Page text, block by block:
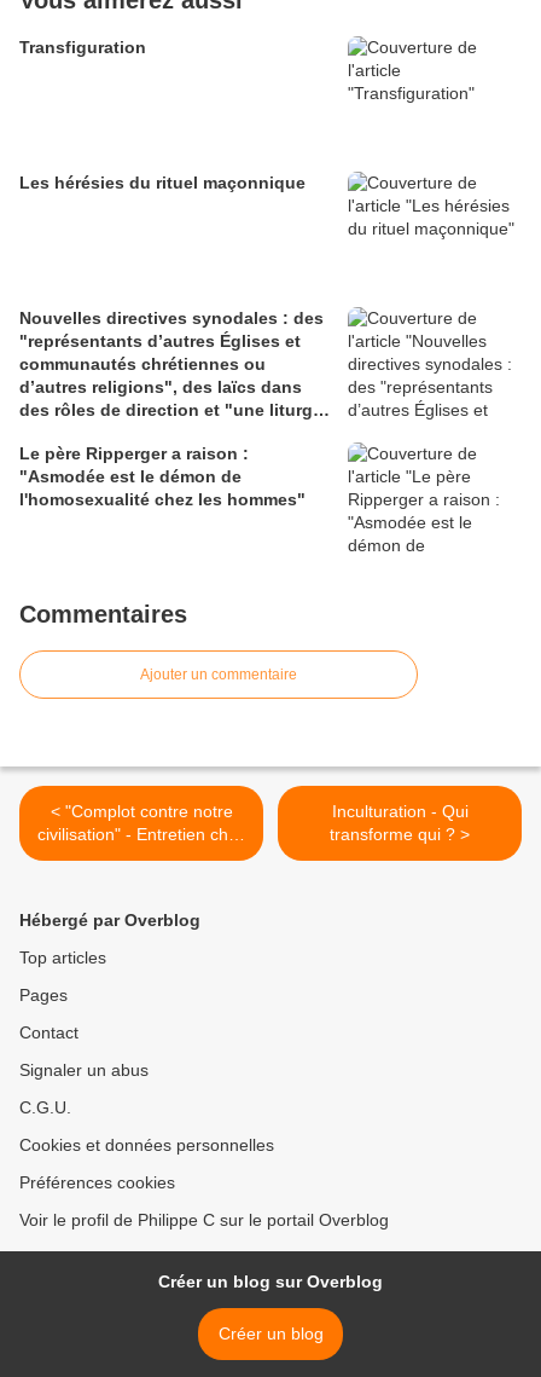
Transfiguration
Les hérésies du rituel maçonnique
Nouvelles directives synodales : des
"représentants d’autres Églises et
communautés chrétiennes ou
d’autres religions", des laïcs dans
des rôles de direction et "une liturgie
Le père Ripperger a raison :
"Asmodée est le démon de
l'homosexualité chez les hommes"
Commentaires
Ajouter un commentaire
< "Complot contre notre
civilisation" - Entretien choc
de Philippe de Villiers à
Inculturation - Qui
transforme qui ? >
Hébergé par Overblog
Top articles
Pages
Contact
Signaler un abus
C.G.U.
Cookies et données personnelles
Préférences cookies
Voir le profil de Philippe C sur le portail Overblog
Créer un blog sur Overblog
Créer un blog